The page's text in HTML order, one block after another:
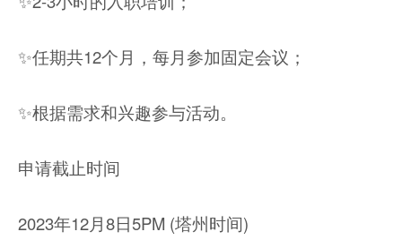
✨任期共12个月，每月参加固定会议；
✨根据需求和兴趣参与活动。
申请截止时间
2023年12月8日5PM (塔州时间)